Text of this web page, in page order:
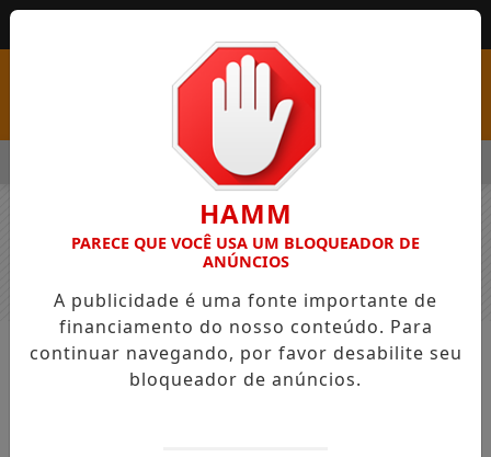
PSS COM VAGAS EM SEIS FUNÇÕES E SALÁRIOS QUE
COLUNAS COMERCIAL
HAMM
PARECE QUE VOCÊ USA UM BLOQUEADOR DE
ANÚNCIOS
A publicidade é uma fonte importante de
financiamento do nosso conteúdo. Para
continuar navegando, por favor desabilite seu
bloqueador de anúncios.